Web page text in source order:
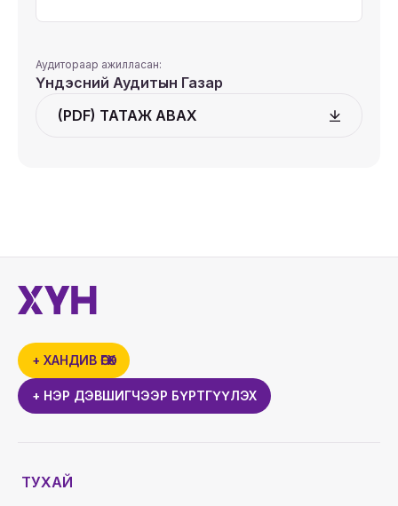
Аудитораар ажилласан:
Үндэсний Аудитын Газар
(PDF) ТАТАЖ АВАХ
+ ХАНДИВ ӨГӨХ
+ НЭР ДЭВШИГЧЭЭР БҮРТГҮҮЛЭХ
ТУХАЙ